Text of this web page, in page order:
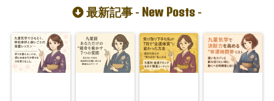
最新記事 - New Posts -